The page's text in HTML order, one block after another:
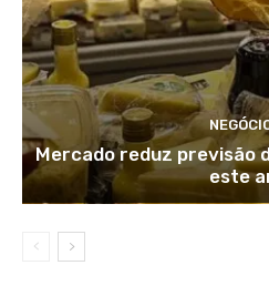
Mercado reduz previsão
este